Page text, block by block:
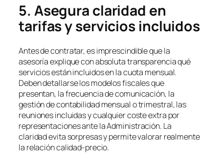
5. Asegura claridad en
tarifas y servicios incluidos
Antes de contratar, es imprescindible que la
asesoría explique con absoluta transparencia qué
servicios están incluidos en la cuota mensual.
Deben detallarse los modelos fiscales que
presentan, la frecuencia de comunicación, la
gestión de contabilidad mensual o trimestral, las
reuniones incluidas y cualquier coste extra por
representaciones ante la Administración. La
claridad evita sorpresas y permite valorar realmente
la relación calidad-precio.